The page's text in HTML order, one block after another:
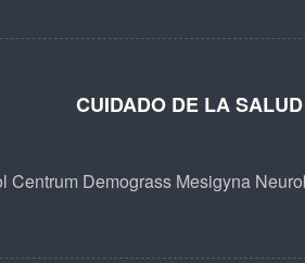
CUIDADO DE LA SALUD
Centrum Demograss Mesigyna